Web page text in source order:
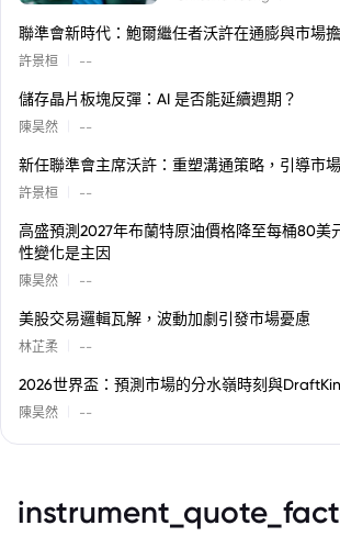
聯準會新時代：鮑爾繼任者沃許在通膨與市場
許景桓 --
儲存晶片板塊反彈：AI 是否能延續週期？
陳昊然 --
新任聯準會主席沃許：重塑溝通策略，引導市
許景桓 --
高盛預測2027年布蘭特原油價格降至每桶80美
性變化是主因
陳昊然 --
美股交易邏輯瓦解，波動加劇引發市場憂慮
林芷柔 --
2026世界盃：預測市場的分水嶺時刻與
陳昊然 --